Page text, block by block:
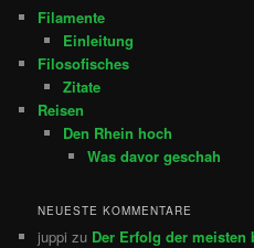
Filamente
Einleitung
Filosofisches
Zitate
Reisen
Den Rhein hoch
Was davor geschah
NEUESTE KOMMENTARE
juppi zu Der Erfolg der